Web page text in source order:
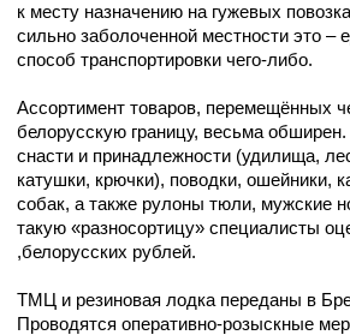
к месту назначению на гужевых
сильно заболоченной местности это –
способ транспортировки чего-либо.
Ассортимент товаров, перемещённых
белорусскую границу, весьма
снасти и принадлежности (удилища,
катушки, крючки), поводки, ошейники,
собак, а также рулоны тюли, мужские
такую «разносортицу» специалисты
,белорусских рублей.
ТМЦ и резиновая лодка переданы в
Проводятся оперативно-розыскные